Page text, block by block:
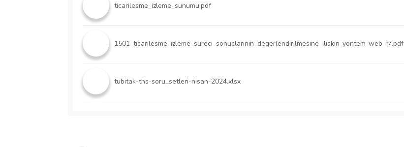
ticarilesme_izleme_sunumu.pdf
1501_ticarilesme_izleme_sureci_sonuclarinin_degerlendirilmesine_iliskin_yontem-web-r7.pdf
tubitak-ths-soru_setleri-nisan-2024.xlsx